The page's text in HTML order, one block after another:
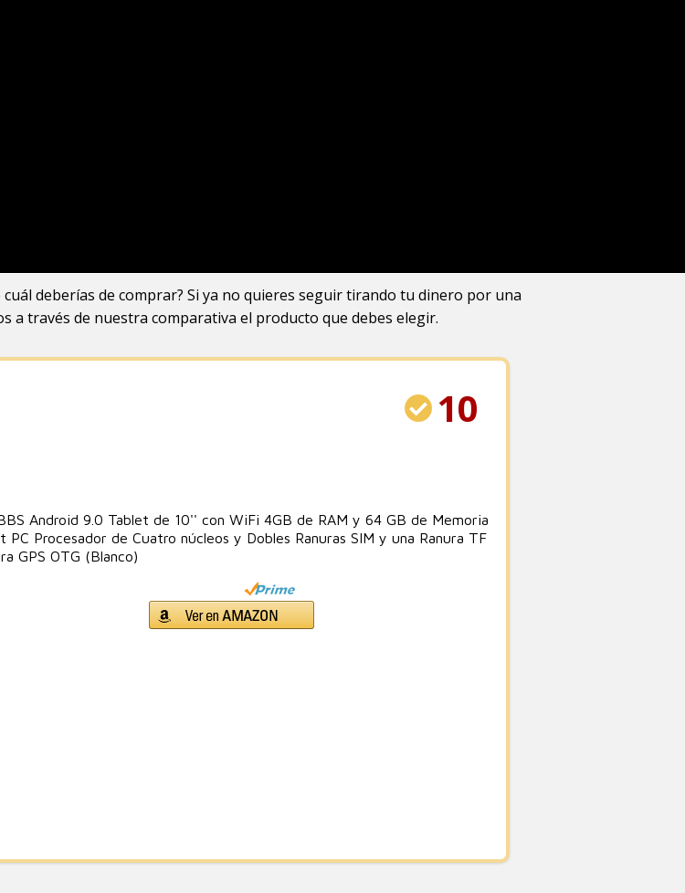
deberías de comprar? Si ya no quieres seguir tirando tu dinero por una
a través de nuestra comparativa el producto que debes elegir.
10
Android 9.0 Tablet de 10'' con WiFi 4GB de RAM y 64 GB de Memoria
PC Procesador de Cuatro núcleos y Dobles Ranuras SIM y una Ranura TF
GPS OTG (Blanco)